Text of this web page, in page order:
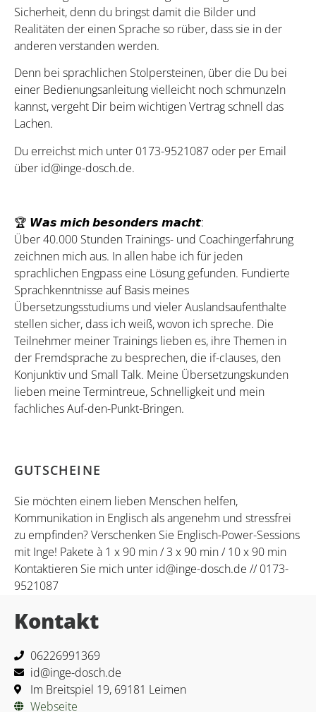
Sicherheit, denn du bringst damit die Bilder und
Realitäten der einen Sprache so rüber, dass sie in der
anderen verstanden werden.
Denn bei sprachlichen Stolpersteinen, über die Du bei
einer Bedienungsanleitung vielleicht noch schmunzeln
kannst, vergeht Dir beim wichtigen Vertrag schnell das
Lachen.
Du erreichst mich unter 0173-9521087 oder per Email
über id@inge-dosch.de.
🏆 𝙒𝙖𝙨 𝙢𝙞𝙘𝙝 𝙗𝙚𝙨𝙤𝙣𝙙𝙚𝙧𝙨 𝙢𝙖𝙘𝙝𝙩:
Über 40.000 Stunden Trainings- und Coachingerfahrung
zeichnen mich aus. In allen habe ich für jeden
sprachlichen Engpass eine Lösung gefunden. Fundierte
Sprachkenntnisse auf Basis meines
Übersetzungsstudiums und vieler Auslandsaufenthalte
stellen sicher, dass ich weiß, wovon ich spreche. Die
Teilnehmer meiner Trainings lieben es, ihre Themen in
der Fremdsprache zu besprechen, die if-clauses, den
Konjunktiv und Small Talk. Meine Übersetzungskunden
lieben meine Termintreue, Schnelligkeit und mein
fachliches Auf-den-Punkt-Bringen.
GUTSCHEINE
Sie möchten einem lieben Menschen helfen,
Kommunikation in Englisch als angenehm und stressfrei
zu empfinden? Verschenken Sie Englisch-Power-Sessions
mit Inge! Pakete à 1 x 90 min / 3 x 90 min / 10 x 90 min
Kontaktieren Sie mich unter id@inge-dosch.de // 0173-
9521087
Kontakt
06226991369
id@inge-dosch.de
Im Breitspiel 19, 69181 Leimen
Webseite